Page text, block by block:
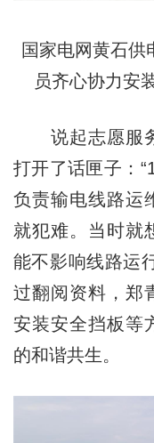
国家电网黄石供
员齐心协力安
说起志愿服务
打开了话匣子：
负责输电线路运
就犯难。当时就
能不影响线路运
过翻阅资料，郑
安装安全挡板等
的和谐共生。